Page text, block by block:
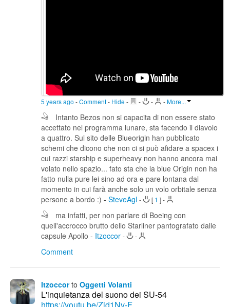
5 years ago -Comment- Hide - - - -More...
Intanto Bezos non si capacita di non essere stato
accettato nel programma lunare, sta facendo il diavolo
a quattro. Sul sito delle Blueorigin han pubblicato
schemi che dicono che non ci si può afidare a spacex i
cui razzi starship e superheavy non hanno ancora mai
volato nello spazio... fato sta che la blue Origin non ha
fatto nulla pure lei sino ad ora e pare lontana dal
momento in cui farà anche solo un volo orbitale senza
persone a bordo :) - SteveAgl - [ 1 ]-
ma infatti, per non parlare di Boeing con
quell'accrocco brutto dello Starliner pantografato dalle
capsule Apollo - Itzoccor - -
Comment
Itzoccor to Oggetti Volanti
L'inquietanza del suono dei SU-54
https://youtu.be/Zid1Nv-F...